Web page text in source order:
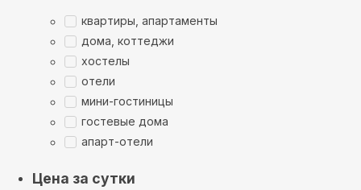
квартиры, апартаменты
дома, коттеджи
хостелы
отели
мини-гостиницы
гостевые дома
апарт-отели
Цена за сутки